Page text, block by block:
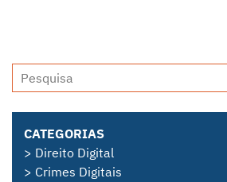
CATEGORIAS
> Direito Digital
> Crimes Digitais